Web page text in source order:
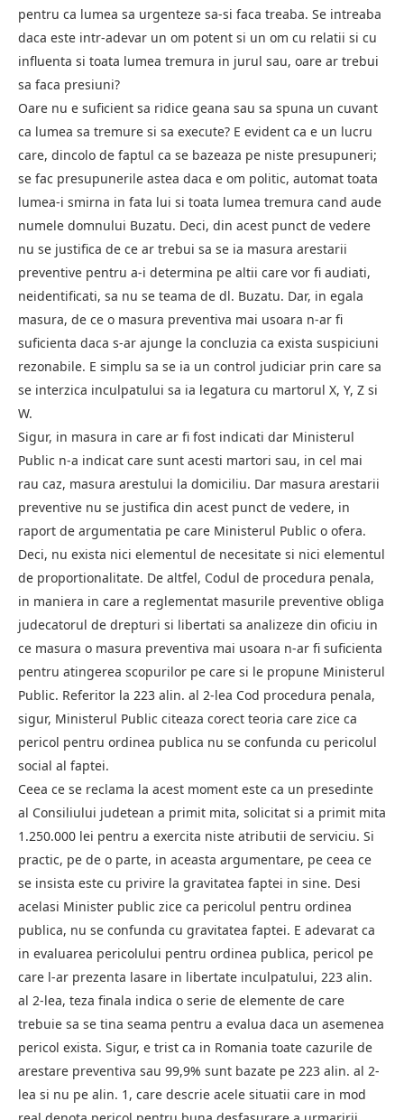
pentru ca lumea sa urgenteze sa-si faca treaba. Se intreaba
daca este intr-adevar un om potent si un om cu relatii si cu
influenta si toata lumea tremura in jurul sau, oare ar trebui
sa faca presiuni?
Oare nu e suficient sa ridice geana sau sa spuna un cuvant
ca lumea sa tremure si sa execute? E evident ca e un lucru
care, dincolo de faptul ca se bazeaza pe niste presupuneri;
se fac presupunerile astea daca e om politic, automat toata
lumea-i smirna in fata lui si toata lumea tremura cand aude
numele domnului Buzatu. Deci, din acest punct de vedere
nu se justifica de ce ar trebui sa se ia masura arestarii
preventive pentru a-i determina pe altii care vor fi audiati,
neidentificati, sa nu se teama de dl. Buzatu. Dar, in egala
masura, de ce o masura preventiva mai usoara n-ar fi
suficienta daca s-ar ajunge la concluzia ca exista suspiciuni
rezonabile. E simplu sa se ia un control judiciar prin care sa
se interzica inculpatului sa ia legatura cu martorul X, Y, Z si
W.
Sigur, in masura in care ar fi fost indicati dar Ministerul
Public n-a indicat care sunt acesti martori sau, in cel mai
rau caz, masura arestului la domiciliu. Dar masura arestarii
preventive nu se justifica din acest punct de vedere, in
raport de argumentatia pe care Ministerul Public o ofera.
Deci, nu exista nici elementul de necesitate si nici elementul
de proportionalitate. De altfel, Codul de procedura penala,
in maniera in care a reglementat masurile preventive obliga
judecatorul de drepturi si libertati sa analizeze din oficiu in
ce masura o masura preventiva mai usoara n-ar fi suficienta
pentru atingerea scopurilor pe care si le propune Ministerul
Public. Referitor la 223 alin. al 2-lea Cod procedura penala,
sigur, Ministerul Public citeaza corect teoria care zice ca
pericol pentru ordinea publica nu se confunda cu pericolul
social al faptei.
Ceea ce se reclama la acest moment este ca un presedinte
al Consiliului judetean a primit mita, solicitat si a primit mita
1.250.000 lei pentru a exercita niste atributii de serviciu. Si
practic, pe de o parte, in aceasta argumentare, pe ceea ce
se insista este cu privire la gravitatea faptei in sine. Desi
acelasi Minister public zice ca pericolul pentru ordinea
publica, nu se confunda cu gravitatea faptei. E adevarat ca
in evaluarea pericolului pentru ordinea publica, pericol pe
care l-ar prezenta lasare in libertate inculpatului, 223 alin.
al 2-lea, teza finala indica o serie de elemente de care
trebuie sa se tina seama pentru a evalua daca un asemenea
pericol exista. Sigur, e trist ca in Romania toate cazurile de
arestare preventiva sau 99,9% sunt bazate pe 223 alin. al 2-
lea si nu pe alin. 1, care descrie acele situatii care in mod